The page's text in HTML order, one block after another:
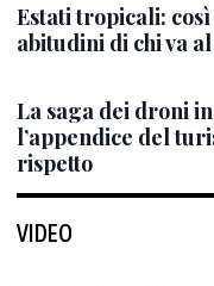
Estati tropicali:
abitudini di chi va
La saga dei droni
l’appendice del
rispetto
VIDEO